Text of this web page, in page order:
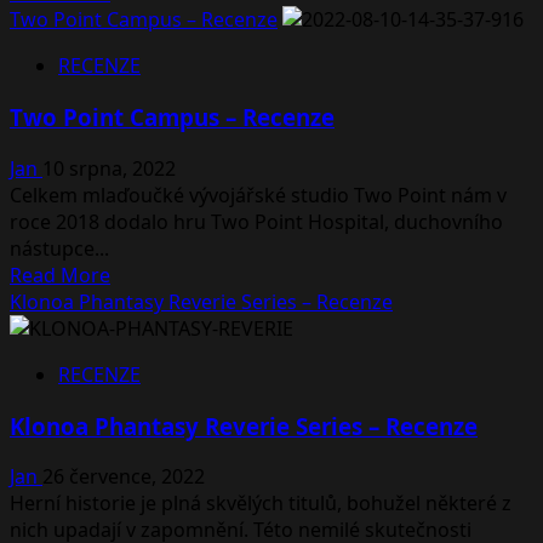
more
Endling:
is
–
Recenze
Two Point Campus – Recenze
RECENZE
Two Point Campus – Recenze
Jan 10 srpna, 2022
Celkem mlaďoučké vývojářské studio Two Point nám v
roce 2018 dodalo hru Two Point Hospital, duchovního
nástupce...
Read MoreRead
more
about
Point
–
Klonoa Phantasy Reverie Series – Recenze
RECENZE
Klonoa Phantasy Reverie Series – Recenze
Jan 26 července, 2022
Herní historie je plná skvělých titulů, bohužel některé z
nich upadají v zapomnění. Této nemilé skutečnosti